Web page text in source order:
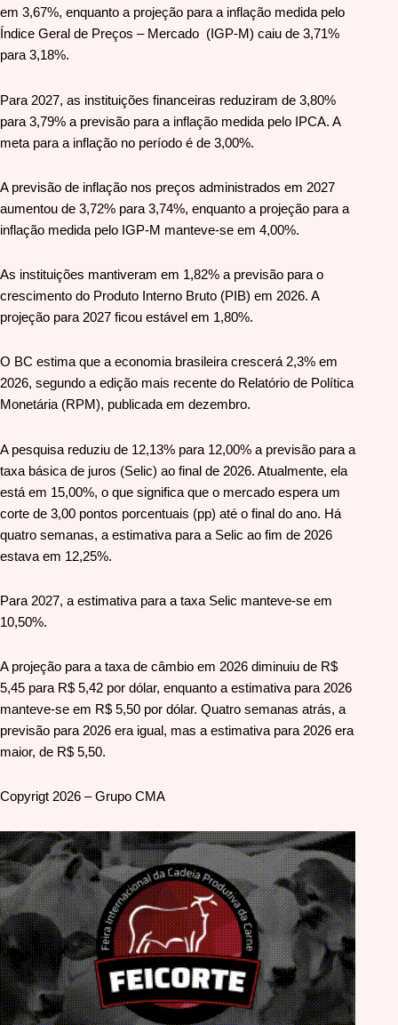
em 3,67%, enquanto a projeção para a inflação medida pelo
Índice Geral de Preços – Mercado (IGP-M) caiu de 3,71%
para 3,18%.
Para 2027, as instituições financeiras reduziram de 3,80%
para 3,79% a previsão para a inflação medida pelo IPCA. A
meta para a inflação no período é de 3,00%.
A previsão de inflação nos preços administrados em 2027
aumentou de 3,72% para 3,74%, enquanto a projeção para a
inflação medida pelo IGP-M manteve-se em 4,00%.
As instituições mantiveram em 1,82% a previsão para o
crescimento do Produto Interno Bruto (PIB) em 2026. A
projeção para 2027 ficou estável em 1,80%.
O BC estima que a economia brasileira crescerá 2,3% em
2026, segundo a edição mais recente do Relatório de Política
Monetária (RPM), publicada em dezembro.
A pesquisa reduziu de 12,13% para 12,00% a previsão para a
taxa básica de juros (Selic) ao final de 2026. Atualmente, ela
está em 15,00%, o que significa que o mercado espera um
corte de 3,00 pontos porcentuais (pp) até o final do ano. Há
quatro semanas, a estimativa para a Selic ao fim de 2026
estava em 12,25%.
Para 2027, a estimativa para a taxa Selic manteve-se em
10,50%.
A projeção para a taxa de câmbio em 2026 diminuiu de R$
5,45 para R$ 5,42 por dólar, enquanto a estimativa para 2026
manteve-se em R$ 5,50 por dólar. Quatro semanas atrás, a
previsão para 2026 era igual, mas a estimativa para 2026 era
maior, de R$ 5,50.
Copyrigt 2026 – Grupo CMA